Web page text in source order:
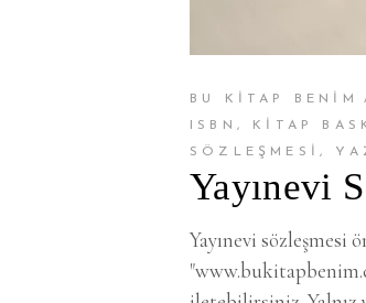
BU KİTAP BENİM
ISBN , KITAP
SÖZLEŞMESI ,
Yayınevi
Yayınevi sözleşmesi